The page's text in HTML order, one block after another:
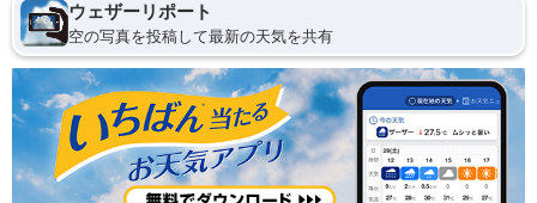
ウェザーリポート
空の写真を投稿して最新の天気を共有